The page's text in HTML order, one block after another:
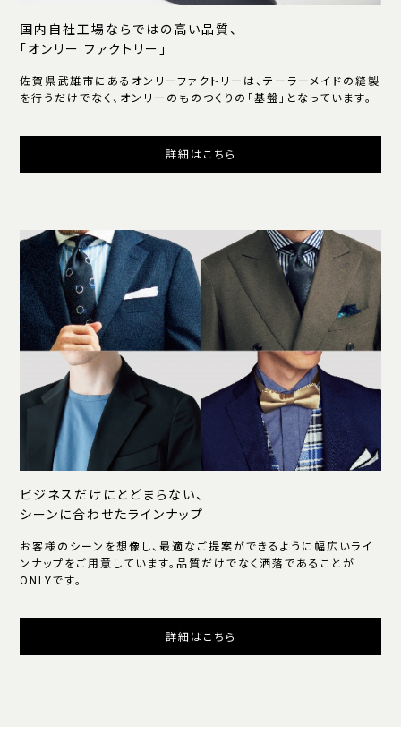
国内自社工場ならではの高い品質、
「オンリー ファクトリー」
佐賀県武雄市にあるオンリーファクトリーは、テーラーメイドの縫製
を行うだけでなく、オンリーのものつくりの「基盤」となっています。
詳細はこちら
ビジネスだけにとどまらない、
シーンに合わせたラインナップ
お客様のシーンを想像し、最適なご提案ができるように幅広いライ
ンナップをご用意しています。品質だけでなく洒落であることが
ONLYです。
詳細はこちら